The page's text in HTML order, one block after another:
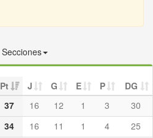
Secciones
Pt J G E P
DG
37 16 12 1 3
30
34 16 11 1 4
25